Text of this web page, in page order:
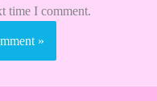
time I comment.